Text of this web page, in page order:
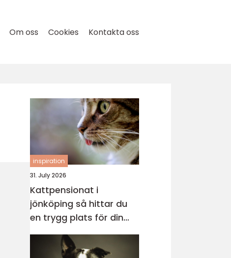
Om oss Cookies Kontakta oss
inspiration
31. July 2026
Kattpensionat i
jönköping så hittar du
en trygg plats för din
katt